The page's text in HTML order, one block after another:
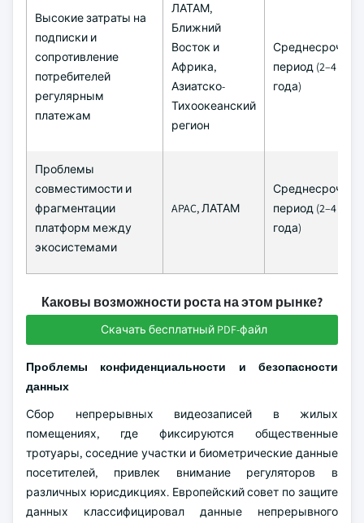
Высокие затраты на
подписки и
сопротивление
потребителей
регулярным
платежам
ЛАТАМ,
Ближний
Восток и
Африка,
Азиатско-
Тихоокеанский
регион
Среднесрочный
период (2–4
года)
Проблемы
совместимости и
фрагментации
платформ между
экосистемами
APAC, ЛАТАМ
Среднесрочный
период (2–4
года)
Каковы возможности роста на этом рынке?
Скачать бесплатный PDF-файл
Проблемы конфиденциальности и безопасности
данных
Сбор непрерывных видеозаписей в жилых
помещениях, где фиксируются общественные
тротуары, соседние участки и биометрические данные
посетителей, привлек внимание регуляторов в
различных юрисдикциях. Европейский совет по защите
данных классифицировал данные непрерывного